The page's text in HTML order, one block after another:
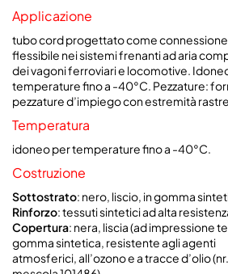
Applicazione
tubo cord progettato come connessione
flessibile nei sistemi frenanti ad aria
dei vagoni ferroviari e locomotive.
temperature fino a -40°C. Pezzature:
pezzature d’impiego con estremità
Temperatura
idoneo per temperature fino a -40°C.
Costruzione
Sottostrato: nero, liscio, in gomma
Rinforzo: tessuti sintetici ad alta
Copertura: nera, liscia (ad impressione
gomma sintetica, resistente agli agenti
atmosferici, all’ozono e a tracce d’olio (nr.